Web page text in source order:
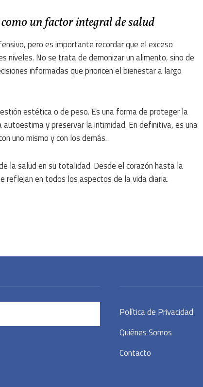
un factor integral de salud
pero es importante recordar que el exceso
niveles. No se trata de demonizar un alimento, sino de
informadas que prioricen el bienestar a largo
estética o de peso. Es una forma de proteger la
y preservar la intimidad. En definitiva, es una
uno mismo y con los demás.
la salud en su totalidad. Desde el corazón hasta la
reflejan en todos los aspectos de la vida diaria.
Política de Privacidad
Quiénes Somos
Contacto